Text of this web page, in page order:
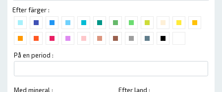
Efter färger :
På en period :
Med mineral : Efter land :